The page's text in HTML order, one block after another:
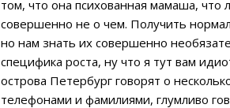
том, что она психованная мамаша, что
совершенно не о чем. Получить
но нам знать их совершенно
специфика роста, ну что я тут вам
острова Петербург говорят о
телефонами и фамилиями, глумливо